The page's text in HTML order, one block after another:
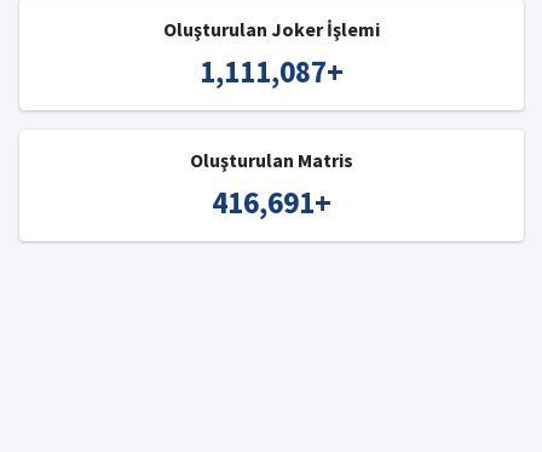
Oluşturulan Joker İşlemi
1,111,087+
Oluşturulan Matris
416,691+